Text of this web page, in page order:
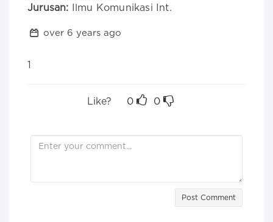
Jurusan: Ilmu Komunikasi Int.
over 6 years ago
1
Like? 0 0
Post Comment